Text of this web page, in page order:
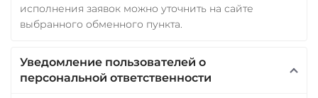
WAVES
ERC20
Wrapped Ethereum
исполнения заявок можно уточнить на сайте
выбранного обменного пункта.
Уведомление пользователей о
персональной ответственности